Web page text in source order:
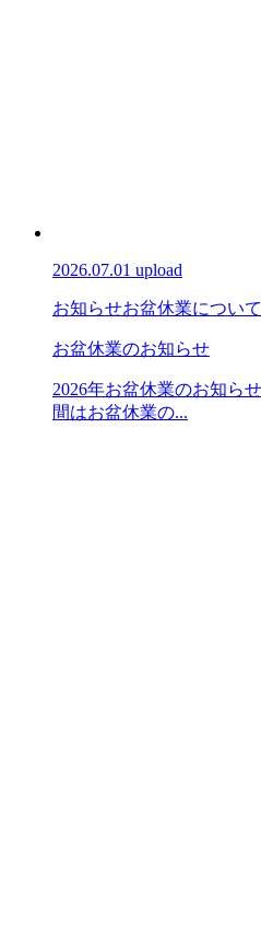
2026.07.01 upload
お知らせお盆休業について
お盆休業のお知らせ
2026年お盆休業のお知ら
間はお盆休業の...